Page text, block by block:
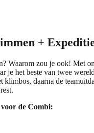
+
Waarom zou je ook! Met
je het beste van twee
klimbos, daarna de
de Combi: